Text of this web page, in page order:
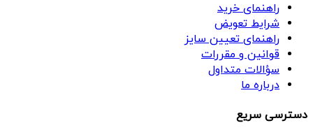
راهنمای خرید
شرایط تعویض
راهنمای تعیین سایز
قوانین و مقررات
سؤالات متداول
درباره ما
دسترسی سریع